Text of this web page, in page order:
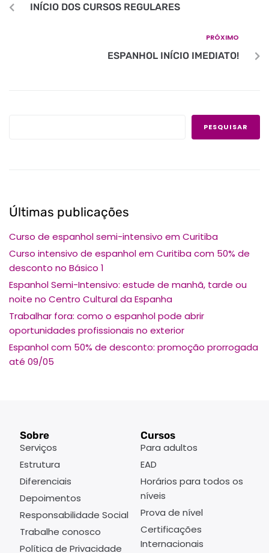
INÍCIO DOS CURSOS REGULARES
PRÓXIMO
ESPANHOL INÍCIO IMEDIATO!
PESQUISAR
Últimas publicações
Curso de espanhol semi-intensivo em Curitiba
Curso intensivo de espanhol em Curitiba com 50% de
desconto no Básico 1
Espanhol Semi-Intensivo: estude de manhã, tarde ou
noite no Centro Cultural da Espanha
Trabalhar fora: como o espanhol pode abrir
oportunidades profissionais no exterior
Espanhol com 50% de desconto: promoção prorrogada
até 09/05
Sobre
Serviços
Estrutura
Diferenciais
Depoimentos
Responsabilidade Social
Trabalhe conosco
Política de Privacidade
Cursos
Para adultos
EAD
Horários para todos os
níveis
Prova de nível
Certificações
Internacionais